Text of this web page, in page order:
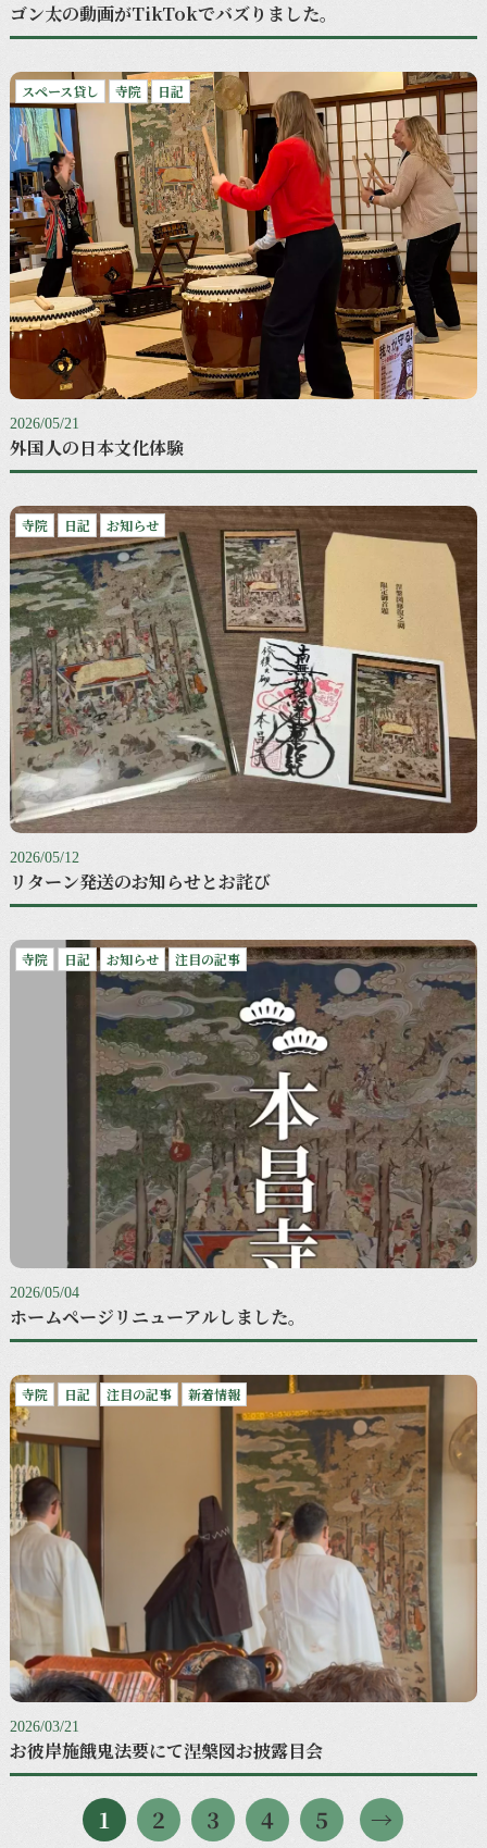
ゴン太の動画がTikTokでバズりました。
スペース貸し 寺院 日記
2026/05/21
外国人の日本文化体験
寺院 日記 お知らせ
2026/05/12
リターン発送のお知らせとお詫び
寺院 日記 お知らせ 注目の記事
2026/05/04
ホームページリニューアルしました。
寺院 日記 注目の記事 新着情報
2026/03/21
お彼岸施餓鬼法要にて涅槃図お披露目会
1 2 3 4 5